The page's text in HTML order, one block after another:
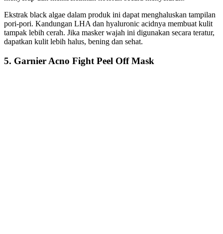
Ekstrak black algae dalam produk ini dapat menghaluskan tampilan
pori-pori. Kandungan LHA dan hyaluronic acidnya membuat kulit
tampak lebih cerah. Jika masker wajah ini digunakan secara teratur,
dapatkan kulit lebih halus, bening dan sehat.
5. Garnier Acno Fight Peel Off Mask